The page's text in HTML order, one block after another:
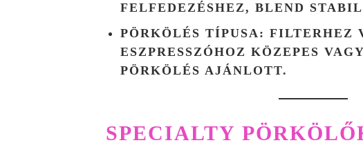
FELFEDEZÉSHEZ, BLEND
PÖRKÖLÉS TÍPUSA: FILTERHEZ
ESZPRESSZÓHOZ KÖZEPES
PÖRKÖLÉS AJÁNLOTT.
SPECIALTY